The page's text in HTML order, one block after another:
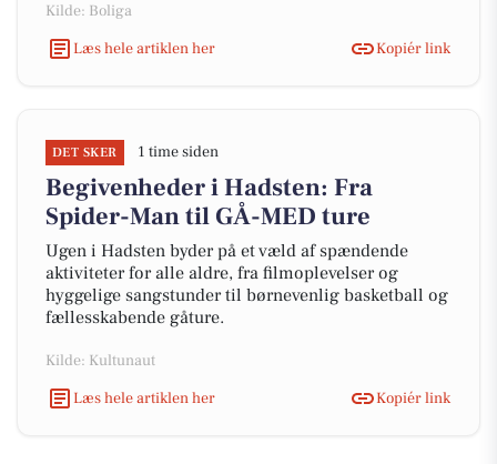
Kilde: Boliga
Læs hele artiklen her
Kopiér link
DET SKER 1 time siden
Begivenheder i Hadsten: Fra
Spider-Man til GÅ-MED ture
Ugen i Hadsten byder på et væld af spændende
aktiviteter for alle aldre, fra filmoplevelser og
hyggelige sangstunder til børnevenlig basketball og
fællesskabende gåture.
Kilde: Kultunaut
Læs hele artiklen her
Kopiér link